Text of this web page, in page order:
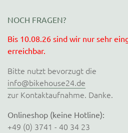
NOCH FRAGEN?
Bis 10.08.26 sind wir nur sehr
erreichbar.
Bitte nutzt bevorzugt die
info@bikehouse24.de
zur Kontaktaufnahme. Danke.
Onlineshop (keine Hotline):
+49 (0) 3741 - 40 34 23